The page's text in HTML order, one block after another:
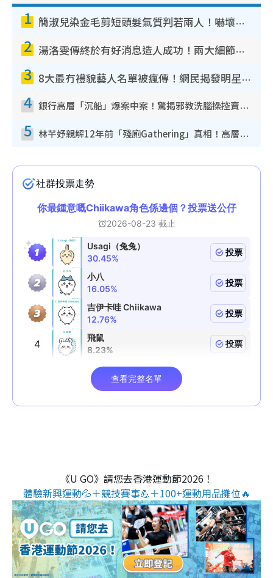
1 簡淑兒染金毛剪短頭髮氣質判若兩人！嚇壞老公麥大力都認唔出：「你做咩事？」
2 湯洛雯傳終於有好消息造人成功！兩大細節曝孕味極濃惹猜測：大肚婆先會咁！
3 8大最冇禮貌藝人名單被瘋傳！網民揭發明星真面目 一致數臭呢位係無品天花板？
4 銀行高層「沉船」爆案中案！驚揭邪教洗腦操控賣淫被吞600萬 幕後黑手講多錯多
5 林芊妤親解12年前「殘廁Gathering」真相！高層解約一句話重創尊嚴至今拒返TVB
《U GO》請您去香港運動節2026！
體驗新興運動💦＋競技賽事💪＋100+運動用品攤位🔥